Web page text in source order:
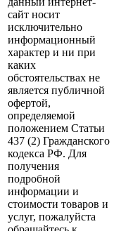
сайт носит
исключительно
информационный
характер и ни при
каких
обстоятельствах не
является публичной
офертой,
определяемой
положением Статьи
437 (2) Гражданского
кодекса РФ. Для
получения
подробной
информации и
стоимости товаров и
услуг, пожалуйста